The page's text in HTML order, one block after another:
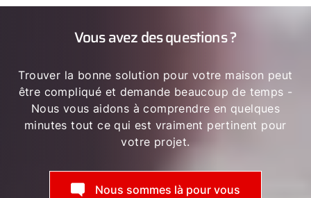
Vous avez des questions ?
Trouver la bonne solution pour votre maison peut
être compliqué et demande beaucoup de temps -
Nous vous aidons à comprendre en quelques
minutes tout ce qui est vraiment pertinent pour
votre projet.
Nous sommes là pour vous